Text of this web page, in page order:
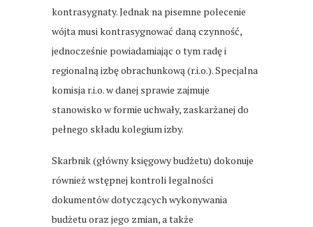
kontrasygnaty. Jednak na pisemne polecenie
wójta musi kontrasygnować daną czynność,
jednocześnie powiadamiając o tym radę i
regionalną izbę obrachunkową (r.i.o.). Specjalna
komisja r.i.o. w danej sprawie zajmuje
stanowisko w formie uchwały, zaskarżanej do
pełnego składu kolegium izby.
Skarbnik (główny księgowy budżetu) dokonuje
również wstępnej kontroli legalności
dokumentów dotyczących wykonywania
budżetu oraz jego zmian, a także